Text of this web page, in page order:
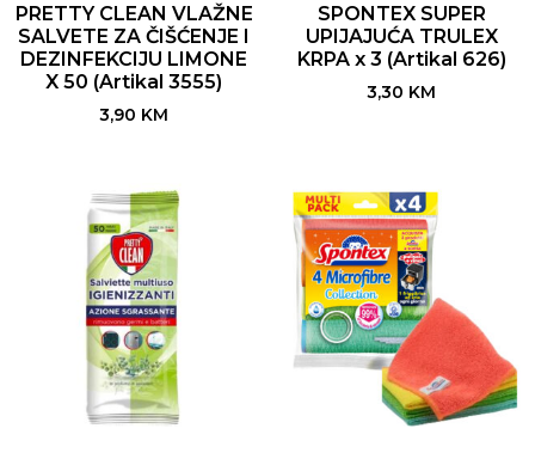
PRETTY CLEAN VLAŽNE
SALVETE ZA ČIŠĆENJE I
DEZINFEKCIJU LIMONE
X 50 (Artikal 3555)
3,90 KM
SPONTEX SUPER
UPIJAJUĆA TRULEX
KRPA x 3 (Artikal 626)
3,30 KM